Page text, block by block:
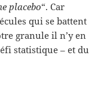
placebo“. Car
qui se battent
granule il n’y en
statistique – et du